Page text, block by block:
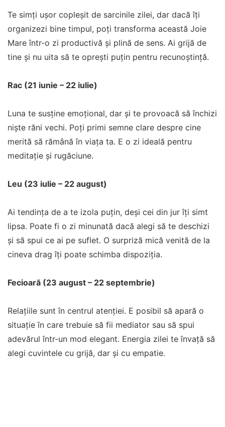
Te simți ușor copleșit de sarcinile zilei, dar dacă îți
organizezi bine timpul, poți transforma această Joie
Mare într-o zi productivă și plină de sens. Ai grijă de
tine și nu uita să te oprești puțin pentru recunoștință.
Rac (21 iunie – 22 iulie)
Luna te susține emoțional, dar și te provoacă să închizi
niște răni vechi. Poți primi semne clare despre cine
merită să rămână în viața ta. E o zi ideală pentru
meditație și rugăciune.
Leu (23 iulie – 22 august)
Ai tendința de a te izola puțin, deși cei din jur îți simt
lipsa. Poate fi o zi minunată dacă alegi să te deschizi
și să spui ce ai pe suflet. O surpriză mică venită de la
cineva drag îți poate schimba dispoziția.
Fecioară (23 august – 22 septembrie)
Relațiile sunt în centrul atenției. E posibil să apară o
situație în care trebuie să fii mediator sau să spui
adevărul într-un mod elegant. Energia zilei te învață să
alegi cuvintele cu grijă, dar și cu empatie.